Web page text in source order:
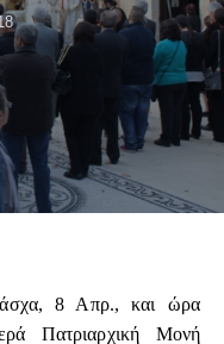
8 Απρ., και ώρα
Πατριαρχική Μονή